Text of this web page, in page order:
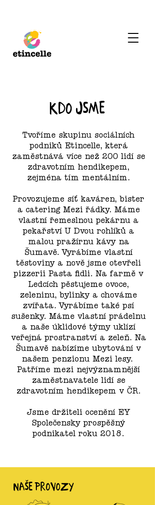
kdo jsme
Tvoříme skupinu sociálních
podniků Etincelle, která
zaměstnává více než 200 lidí se
zdravotním hendikepem,
zejména tím mentálním.
Provozujeme síť kaváren, bister
a catering Mezi řádky. Máme
vlastní řemeslnou pekárnu a
pekařství U Dvou rohlíků a
malou pražírnu kávy na
Šumavě. Vyrábíme vlastní
těstoviny a nově jsme otevřeli
pizzerii Pasta fidli. Na farmě v
Ledcích pěstujeme ovoce,
zeleninu, bylinky a chováme
zvířata. Vyrábíme také psí
sušenky. Máme vlastní prádelnu
a naše úklidové týmy uklízí
veřejná prostranství a zeleň. Na
Šumavě nabízíme ubytování v
našem penzionu Mezi lesy.
Patříme mezi nejvýznamnější
zaměstnavatele lidí se
zdravotním hendikepem v ČR.
Jsme držiteli ocenění EY
Společensky prospěšný
podnikatel roku 2018.
NAŠE PROVOZY